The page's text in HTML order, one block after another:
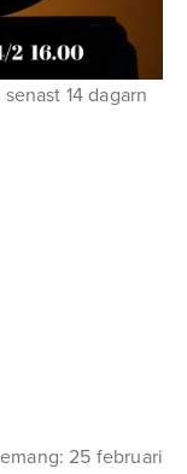
14 dagarn
25 februari